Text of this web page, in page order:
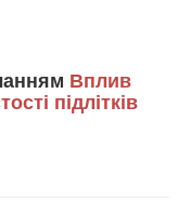
Вплив
підлітків